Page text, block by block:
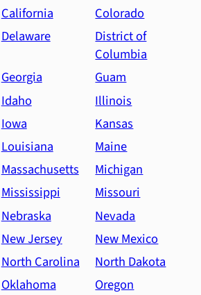
California
Colorado
Delaware
District of
Columbia
Georgia
Guam
Idaho
Illinois
Iowa
Kansas
Louisiana
Maine
Massachusetts
Michigan
Mississippi
Missouri
Nebraska
Nevada
New Jersey
New Mexico
North Carolina
North Dakota
Oklahoma
Oregon